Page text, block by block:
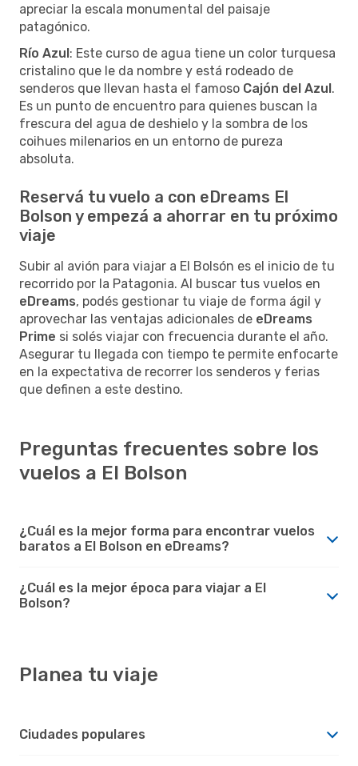
apreciar la escala monumental del paisaje
patagónico.
Río Azul: Este curso de agua tiene un color turquesa
cristalino que le da nombre y está rodeado de
senderos que llevan hasta el famoso Cajón del Azul.
Es un punto de encuentro para quienes buscan la
frescura del agua de deshielo y la sombra de los
coihues milenarios en un entorno de pureza
absoluta.
Reservá tu vuelo a con eDreams El
Bolson y empezá a ahorrar en tu próximo
viaje
Subir al avión para viajar a El Bolsón es el inicio de tu
recorrido por la Patagonia. Al buscar tus vuelos en
eDreams, podés gestionar tu viaje de forma ágil y
aprovechar las ventajas adicionales de eDreams
Prime si solés viajar con frecuencia durante el año.
Asegurar tu llegada con tiempo te permite enfocarte
en la expectativa de recorrer los senderos y ferias
que definen a este destino.
Preguntas frecuentes sobre los
vuelos a El Bolson
¿Cuál es la mejor forma para encontrar vuelos
baratos a El Bolson en eDreams?
¿Cuál es la mejor época para viajar a El
Bolson?
Planea tu viaje
Ciudades populares